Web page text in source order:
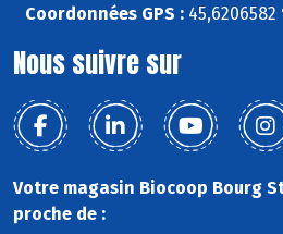
Coordonnées GPS :45,6206582
Nous suivre sur
Votre magasin Biocoop Bourg
proche de :